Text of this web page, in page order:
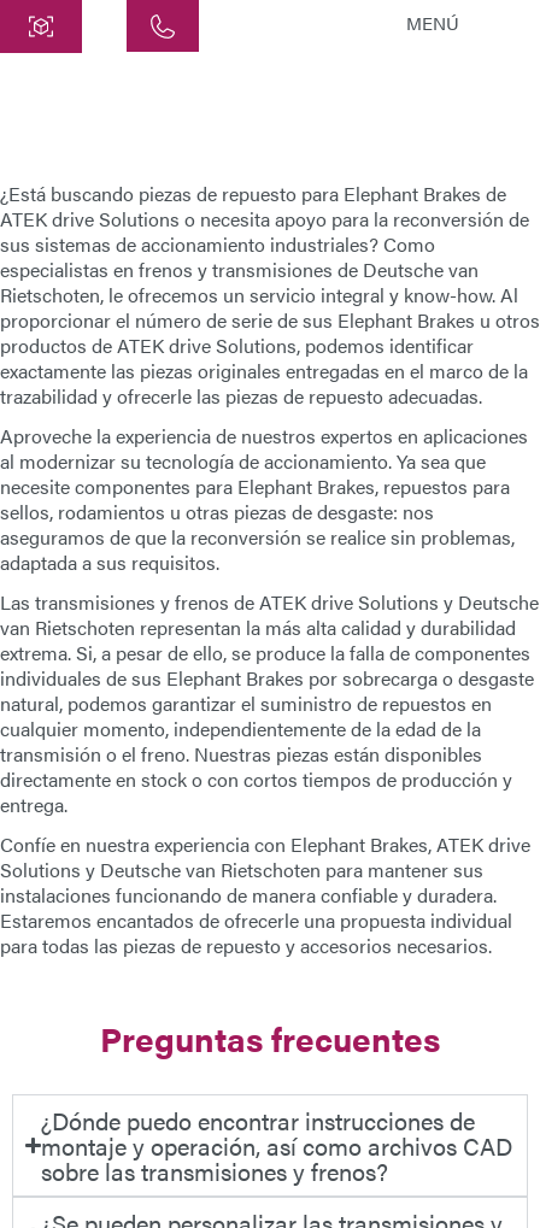
25462 Rellingen
info@atek.de
+49 4101 7953-0
Abrir Chat
Nombre
Nombre de la Empresa
Correo Electrónico
Dirección
Mensaje
Enviar Mensaje
MENÚ
¿Está buscando piezas de repuesto para Elephant Brakes de
ATEK drive Solutions o necesita apoyo para la reconversión de
sus sistemas de accionamiento industriales? Como
especialistas en frenos y transmisiones de Deutsche van
Rietschoten, le ofrecemos un servicio integral y know-how. Al
proporcionar el número de serie de sus Elephant Brakes u otros
productos deATEK drive Solutions, podemos identificar
exactamente las piezas originales entregadas en el marco de la
trazabilidad y ofrecerle las piezas de repuesto adecuadas.
Aproveche la experiencia de nuestros expertos en aplicaciones
al modernizar su tecnología de accionamiento. Ya sea que
necesite componentes para Elephant Brakes, repuestos para
sellos, rodamientos u otras piezas de desgaste: nos
aseguramos de que la reconversión se realice sin problemas,
adaptada a sus requisitos.
Las transmisiones y frenos deATEK drive Solutions y Deutsche
van Rietschoten representan la más alta calidad y durabilidad
extrema. Si, a pesar de ello, se produce la falla de componentes
individuales de sus Elephant Brakes por sobrecarga o desgaste
natural, podemos garantizar el suministro de repuestos en
cualquier momento, independientemente de la edad de la
transmisión o el freno. Nuestras piezas están disponibles
directamente en stock o con cortos tiempos de producción y
entrega.
Confíe en nuestra experiencia con Elephant Brakes,ATEK drive
Solutions y Deutsche van Rietschoten para mantener sus
instalaciones funcionando de manera confiable y duradera.
Estaremos encantados de ofrecerle una propuesta individual
para todas las piezas de repuesto y accesorios necesarios.
Preguntas frecuentes
¿Dónde puedo encontrar instrucciones de
montaje y operación, así como archivos CAD
sobre las transmisiones y frenos?